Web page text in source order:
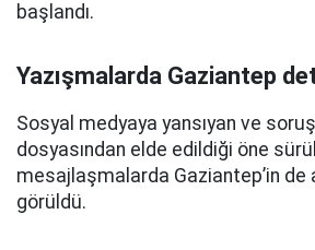
başlandı.
Yazışmalarda Gaziantep
Sosyal medyaya yansıyan ve
dosyasından elde edildiği öne
mesajlaşmalarda Gaziantep’in de
görüldü.